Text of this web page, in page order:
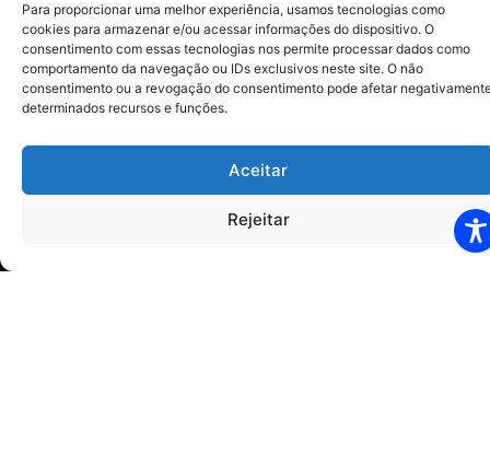
Para proporcionar uma melhor experiência, usamos tecnologias como
cookies para armazenar e/ou acessar informações do dispositivo. O
consentimento com essas tecnologias nos permite processar dados como
comportamento da navegação ou IDs exclusivos neste site. O não
consentimento ou a revogação do consentimento pode afetar
determinados recursos e funções.
Aceitar
Rejeitar
Horários
Segunda à Quinta-feira: 07h00 às 12h00 13h00 às
17h00
Sexta-feira: 07h00 às 12h00 – 13h00 às 16h00
13h00 às 16h00 – 04 pessoas
20h00 às 21h00 – 02 pessoas